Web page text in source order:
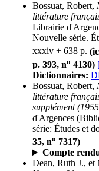
Bossuat, Robert,
littérature
Librairie
Nouvelle série.
xxxiv + 638 p.
p. 393, no 4130)
Dictionnaires:
Bossuat, Robert,
littérature
supplément
d'Argences
série: Études et
35, no 7317)
Compte
Dean, Ruth J.,